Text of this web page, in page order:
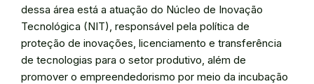
dessa área está a atuação do Núcleo de Inovação
Tecnológica (NIT), responsável pela política de
proteção de inovações, licenciamento e transferência
de tecnologias para o setor produtivo, além de
promover o empreendedorismo por meio da incubação